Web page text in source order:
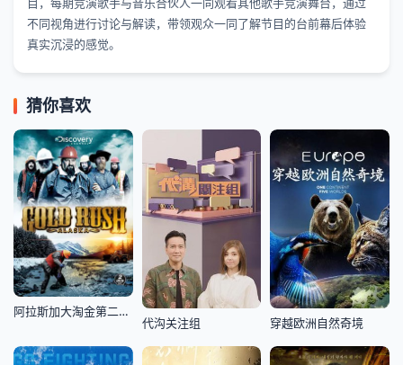
不同视角进行讨论与解读，带领观众一同了解节目的台前幕后体验
真实沉浸的感觉。
猜你喜欢
阿拉斯加大淘金第二季(2011)
代沟关注组 穿越欧洲自然奇境